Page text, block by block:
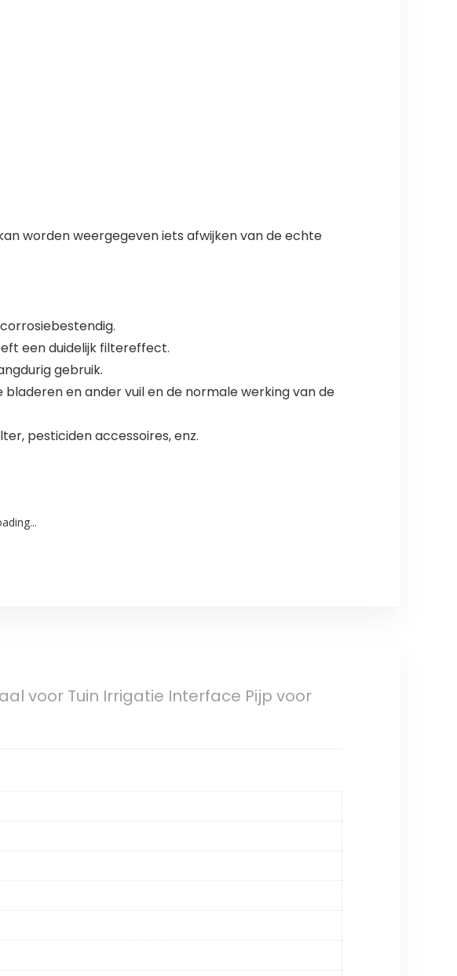
worden weergegeven iets afwijken van de echte
een duidelijk filtereffect.
gebruik.
en ander vuil en de normale werking van de
pesticiden accessoires, enz.
voor Tuin Irrigatie Interface Pijp voor